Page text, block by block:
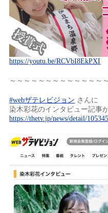
https://youtu.be/RCVbI8EkPXI
～～～～～～～～～～～～～
#webザテレビジョン さんに
染木彩花のインタビュー記事
https://thetv.jp/news/detail/